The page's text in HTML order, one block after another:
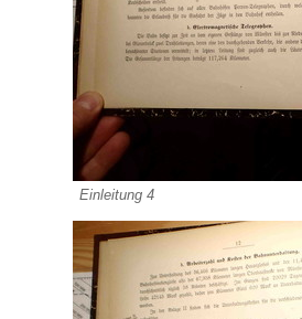
Einleitung 4